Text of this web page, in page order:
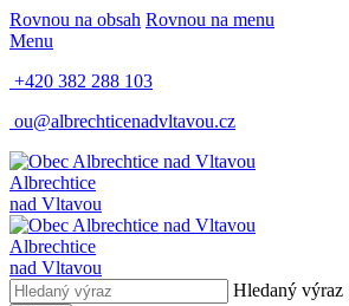
Rovnou na obsah Rovnou na menu
Menu
+420 382 288 103
ou@albrechticenadvltavou.cz
Albrechtice
nad Vltavou
Albrechtice
nad Vltavou
Hledaný výraz